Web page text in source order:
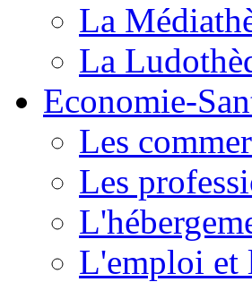
La
La
Economie-
Les
Les
L'emploi et